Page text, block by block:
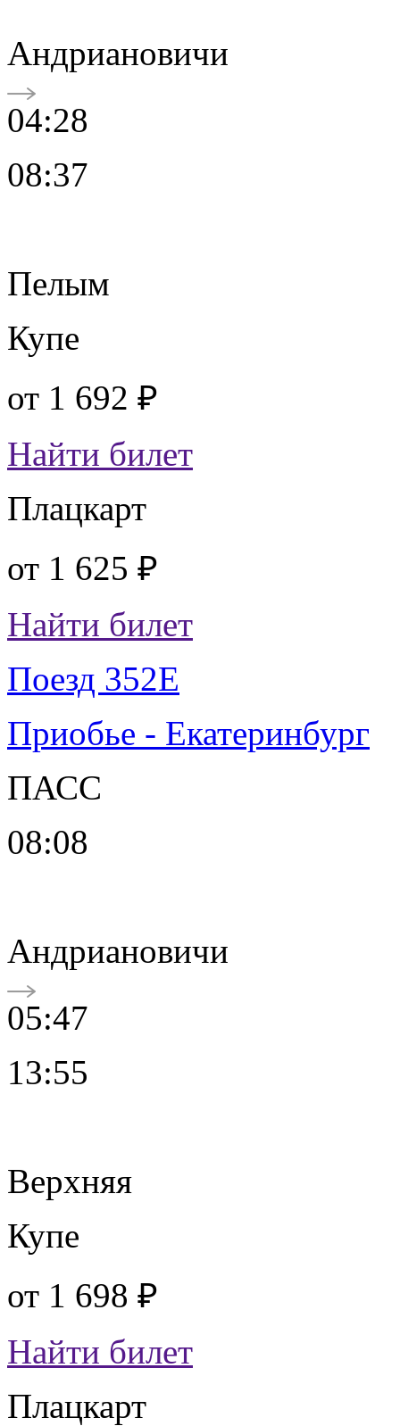
Андриановичи
04:28
08:37
Пелым
Купе
от 1 692 ₽
Найти билет
Плацкарт
от 1 625 ₽
Найти билет
Поезд 352Е
Приобье - Екатеринбург
ПАСС
08:08
Андриановичи
05:47
13:55
Верхняя
Купе
от 1 698 ₽
Найти билет
Плацкарт